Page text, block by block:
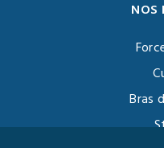
NOS
Bras